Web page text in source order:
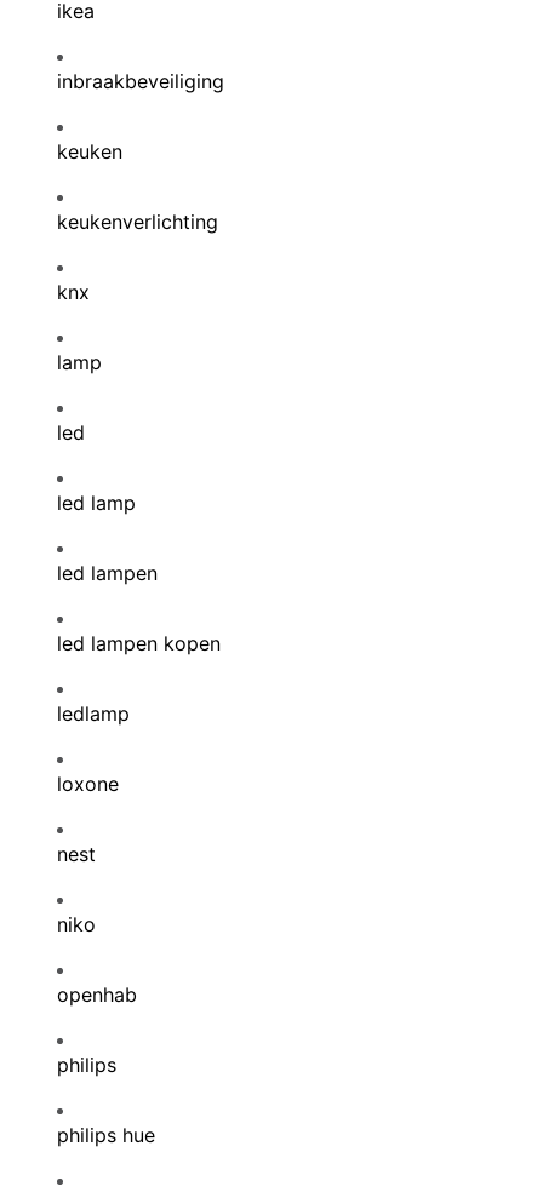
ikea
inbraakbeveiliging
keuken
keukenverlichting
knx
lamp
led
led lamp
led lampen
led lampen kopen
ledlamp
loxone
nest
niko
openhab
philips
philips hue